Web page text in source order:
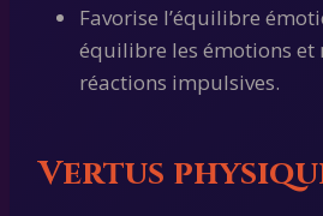
Favorise l’équilibre
équilibre les émotions et
réactions impulsives.
Vertus